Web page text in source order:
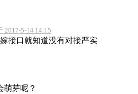
2017-5-14 14:15
接口就知道没有对接严实
萌芽呢？